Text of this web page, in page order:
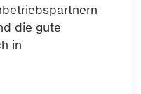
die gute
in